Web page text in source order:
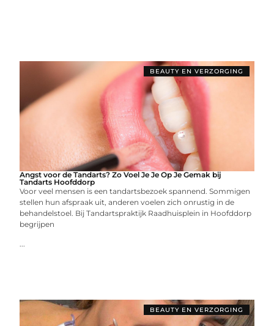
BEAUTY EN VERZORGING
Angst voor de Tandarts? Zo Voel Je Je Op Je Gemak bij
Tandarts Hoofddorp
Voor veel mensen is een tandartsbezoek spannend. Sommigen
stellen hun afspraak uit, anderen voelen zich onrustig in de
behandelstoel. Bij Tandartspraktijk Raadhuisplein in Hoofddorp
begrijpen
...
BEAUTY EN VERZORGING